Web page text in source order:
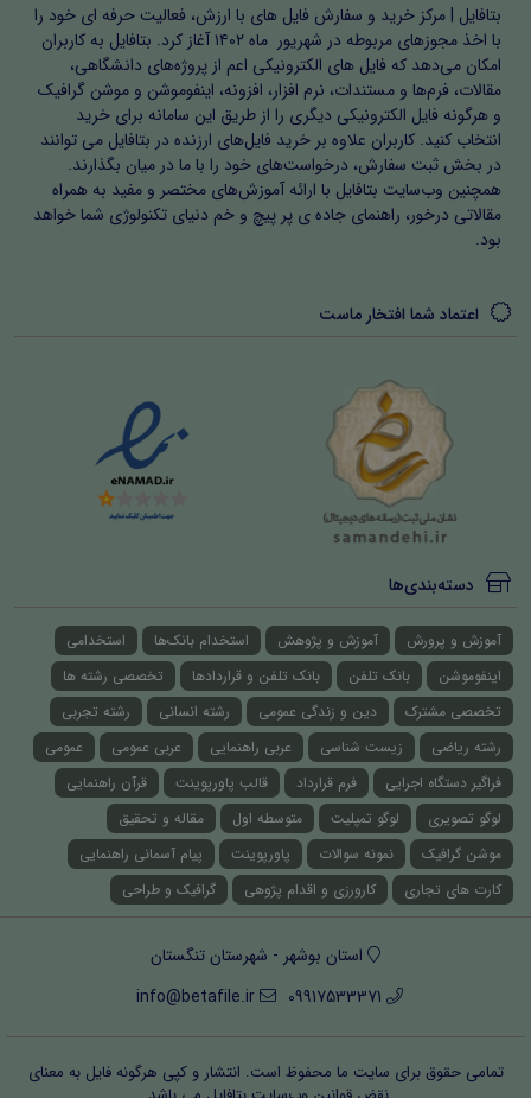
بتافایل | مرکز خرید و سفارش فایل های با ارزش، فعالیت حرفه ای خود را
با اخذ مجوزهای مربوطه در شهریور ماه ۱۴۰۲ آغاز کرد. بتافایل به کاربران
امکان می‌دهد که فایل های الکترونیکی اعم از پروژه‌های دانشگاهی،
مقالات، فرم‌ها و مستندات، نرم افزار، افزونه، اینفوموشن و موشن گرافیک
و هرگونه فایل الکترونیکی دیگری را از طریق این سامانه برای خرید
انتخاب کنید. کاربران علاوه بر خرید فایل‌های ارزنده در بتافایل می توانند
در بخش ثبت سفارش، درخواست‌های خود را با ما در میان بگذارند.
همچنین وب‌سایت بتافایل با ارائه آموزش‌های مختصر و مفید به همراه
مقالاتی درخور، راهنمای جاده ی پر پیچ و خم دنیای تکنولوژی شما خواهد
بود.
اعتماد شما افتخار ماست
دسته‌بندی‌ها
آموزش و پرورش آموزش و پژوهش استخدام بانک‌ها
استخدامی
اینفوموشن
بانک تلفن بانک تلفن و قراردادها
تخصصی رشته ها
تخصصی مشترک
دین و زندگی عمومی رشته انسانی
رشته تجربی
رشته ریاضی
زیست شناسی عربی راهنمایی عربی عمومی
عمومی
فراگیر دستگاه اجرایی
فرم قرارداد قالب پاورپوینت
قرآن راهنمایی
لوگو تصویری
لوگو تمپلیت متوسطه اول
مقاله و تحقیق
موشن گرافیک
نمونه سوالات پاورپوینت
پیام آسمانی راهنمایی
کارت های تجاری
کارورزی و اقدام پژوهی گرافیک و طراحی
استان بوشهر - شهرستان تنگستان
09917533371
info@betafile.ir
تمامی حقوق برای سایت ما محفوظ است. انتشار و کپی هرگونه فایل‌ به معنای